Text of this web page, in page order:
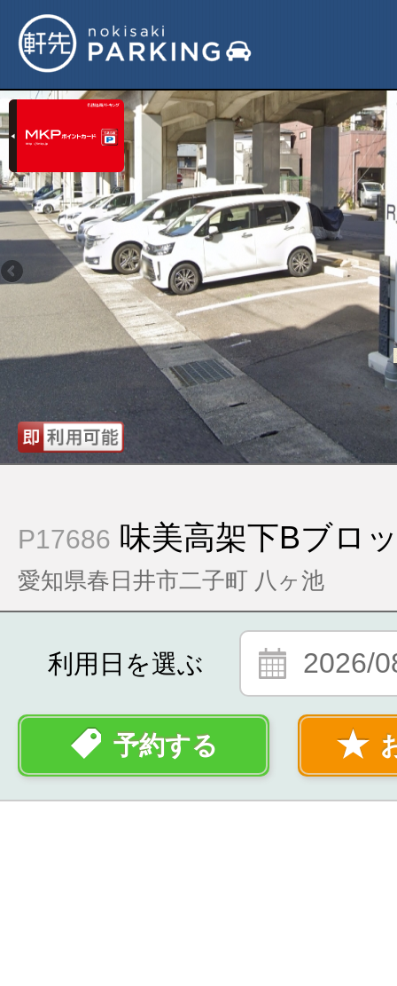
P17686 味美高架下Bブロ
愛知県春日井市二子町 八ヶ池
利用日を選ぶ 2026/
予約する